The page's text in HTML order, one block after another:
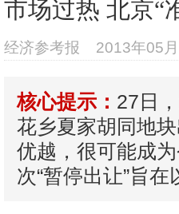
市场过热 北京“
经济参考报 2013年05
核心提示： 27日
花乡夏家胡同地
优越，很可能成
次“暂停出让”旨